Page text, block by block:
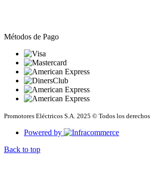
Métodos de Pago
Promotores Eléctricos S.A. 2025 © Todos los
Powered by
Back to top